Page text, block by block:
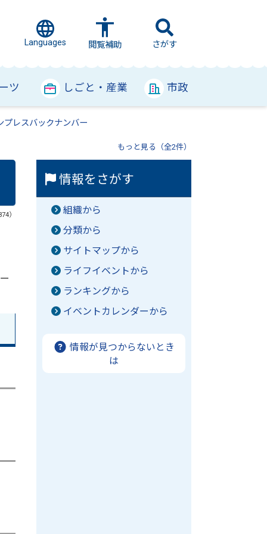
Languages 閲覧補助 さがす
ツ しごと・産業 市政
プレスバックナンバー
もっと見る（全2件）
）
情報をさがす
組織から
分類から
サイトマップから
ライフイベントから
ランキングから
イベントカレンダーから
情報が見つからないとき
は